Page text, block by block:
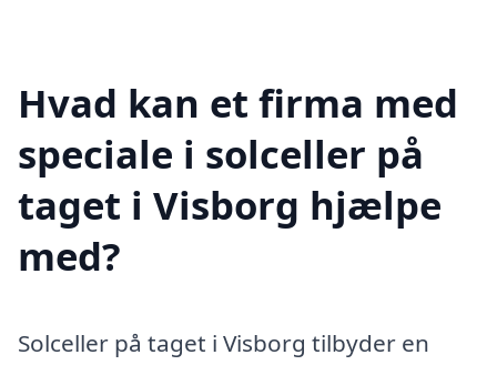
Hvad kan et firma med
speciale i solceller på
taget i Visborg hjælpe
med?
Solceller på taget i Visborg tilbyder en